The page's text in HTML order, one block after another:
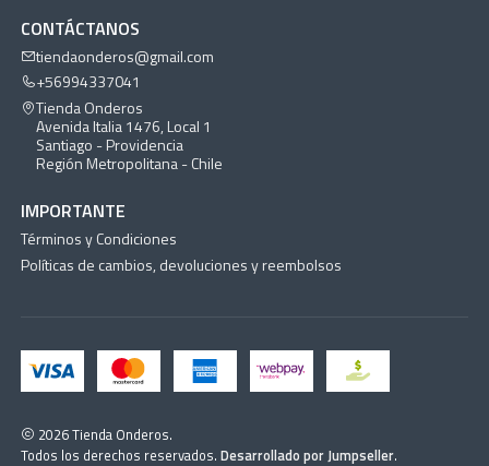
CONTÁCTANOS
tiendaonderos@gmail.com
+56994337041
Tienda Onderos
Avenida Italia 1476, Local 1
Santiago - Providencia
Región Metropolitana - Chile
IMPORTANTE
Términos y Condiciones
Políticas de cambios, devoluciones y reembolsos
2026 Tienda Onderos.
Todos los derechos reservados. Desarrollado por Jumpseller.